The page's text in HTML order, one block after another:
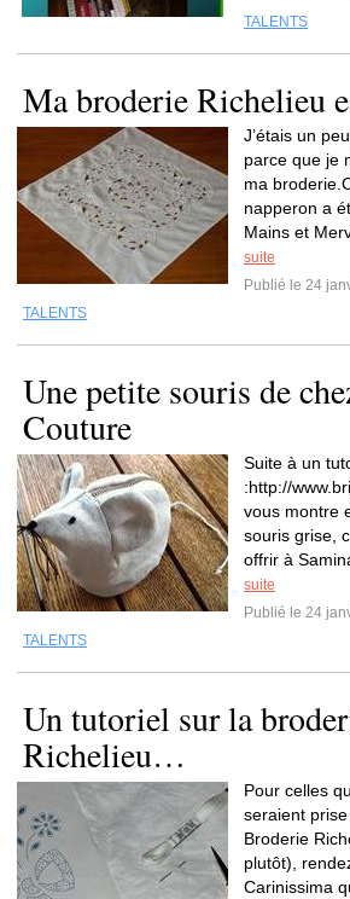
TALENTS
Ma broderie Richelieu
J’étais un
parce que je
ma
napperon a
Mains et
suite
Publié le 24
TALENTS
Une petite souris de
Couture
Suite à un
:http://
vous montre
souris grise,
offrir à
suite
Publié le 24
TALENTS
Un tutoriel sur la
Richelieu…
Pour celles
seraient
Broderie
plutôt),
Carinissima